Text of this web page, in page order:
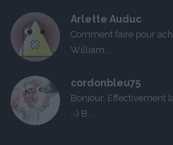
Arlette Auduc
Comment faire pour
William...
cordonbleu75
Bonjour, Effectivement
:-) B...